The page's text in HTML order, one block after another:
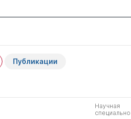
Публикации
Научная